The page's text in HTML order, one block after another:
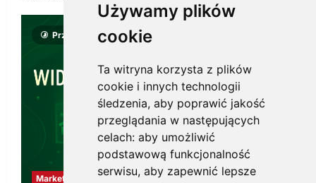
Używamy plików
cookie
Ta witryna korzysta z plików
cookie i innych technologii
śledzenia, aby poprawić jakość
przeglądania w następujących
celach: aby umożliwić
podstawową funkcjonalność
serwisu, aby zapewnić lepsze
Przeczytano 8 minut
Marketing